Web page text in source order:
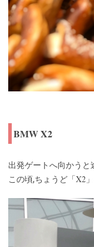
BMW X2
出発ゲートへ向かうと
この頃,ちょうど「X2